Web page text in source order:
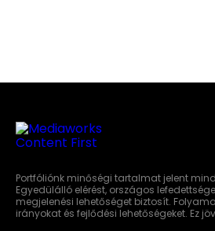
Portfóliónk minőségi tartalmat jelent
Egyedülálló elérést, országos
megjelenési lehetőséget biztosít.
irányokat és fejlődési lehetőségeket. Ez